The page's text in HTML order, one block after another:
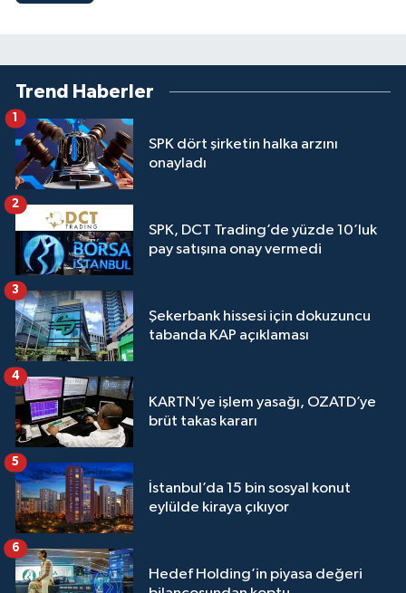
Trend Haberler
SPK dört şirketin halka arzını
onayladı
1
SPK, DCT Trading’de yüzde 10’luk
pay satışına onay vermedi
2
Şekerbank hissesi için dokuzuncu
tabanda KAP açıklaması
3
KARTN’ye işlem yasağı, OZATD’ye
brüt takas kararı
4
İstanbul’da 15 bin sosyal konut
eylülde kiraya çıkıyor
5
Hedef Holding’in piyasa değeri
6